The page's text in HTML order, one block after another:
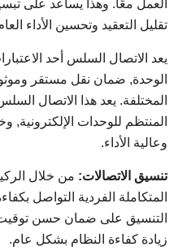
العمل معًا. وهذا يساعد على
تقليل التعقيد وتحسين الأداء
يعد الاتصال السلس أحد
الوحدة, ضمان نقل مستقر
المختلفة. يعد هذا الاتصال
المنتظم للوحدات الإلكترونية,
وعالية الأداء.
تنسيق الاتصالات: من خلال
المتكاملة الفردية التواصل
التنسيق على ضمان حسن توقيت
زيادة كفاءة النظام بشكل عام.